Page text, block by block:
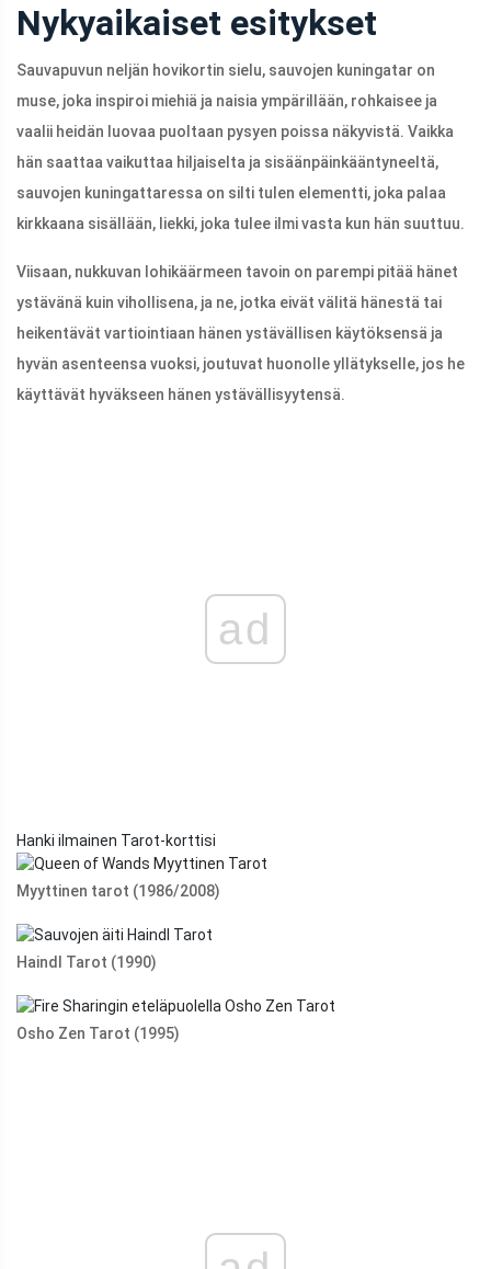
Nykyaikaiset esitykset
Sauvapuvun neljän hovikortin sielu, sauvojen kuningatar on
muse, joka inspiroi miehiä ja naisia ​​ympärillään, rohkaisee ja
vaalii heidän luovaa puoltaan pysyen poissa näkyvistä. Vaikka
hän saattaa vaikuttaa hiljaiselta ja sisäänpäinkääntyneeltä,
sauvojen kuningattaressa on silti tulen elementti, joka palaa
kirkkaana sisällään, liekki, joka tulee ilmi vasta kun hän suuttuu.
Viisaan, nukkuvan lohikäärmeen tavoin on parempi pitää hänet
ystävänä kuin vihollisena, ja ne, jotka eivät välitä hänestä tai
heikentävät vartiointiaan hänen ystävällisen käytöksensä ja
hyvän asenteensa vuoksi, joutuvat huonolle yllätykselle, jos he
käyttävät hyväkseen hänen ystävällisyytensä.
ad
Hanki ilmainen Tarot-korttisi
Myyttinen tarot (1986/2008)
Haindl Tarot (1990)
Osho Zen Tarot (1995)